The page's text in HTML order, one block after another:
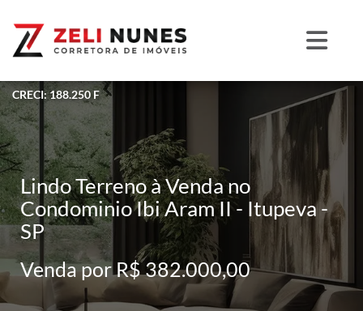
CRECI: 188.250 F
Lindo Terreno à Venda no
Condominio Ibi Aram II - Itupeva -
SP
Venda por R$ 382.000,00